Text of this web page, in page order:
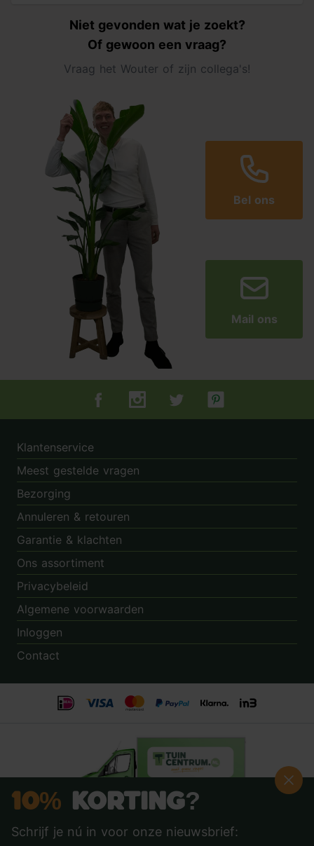
Niet gevonden wat je zoekt?
Of gewoon een vraag?
Vraag het Wouter of zijn collega's!
Bel ons
Mail ons
Tuincentrum.nl op Facebook
Tuincentrum.nl op Instagram
Tuincentrum.nl op Twitter
Tuincentrum.nl op
Klantenservice
Meest gestelde vragen
Bezorging
Annuleren & retouren
Garantie & klachten
Ons assortiment
Privacybeleid
Algemene voorwaarden
Inloggen
Contact
Beoordeling:8.9door3.862klanten
10% Korting?
Schrijf je nú in voor onze nieuwsbrief: